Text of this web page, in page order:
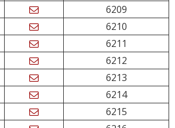
6209
6210
6211
6212
6213
6214
6215